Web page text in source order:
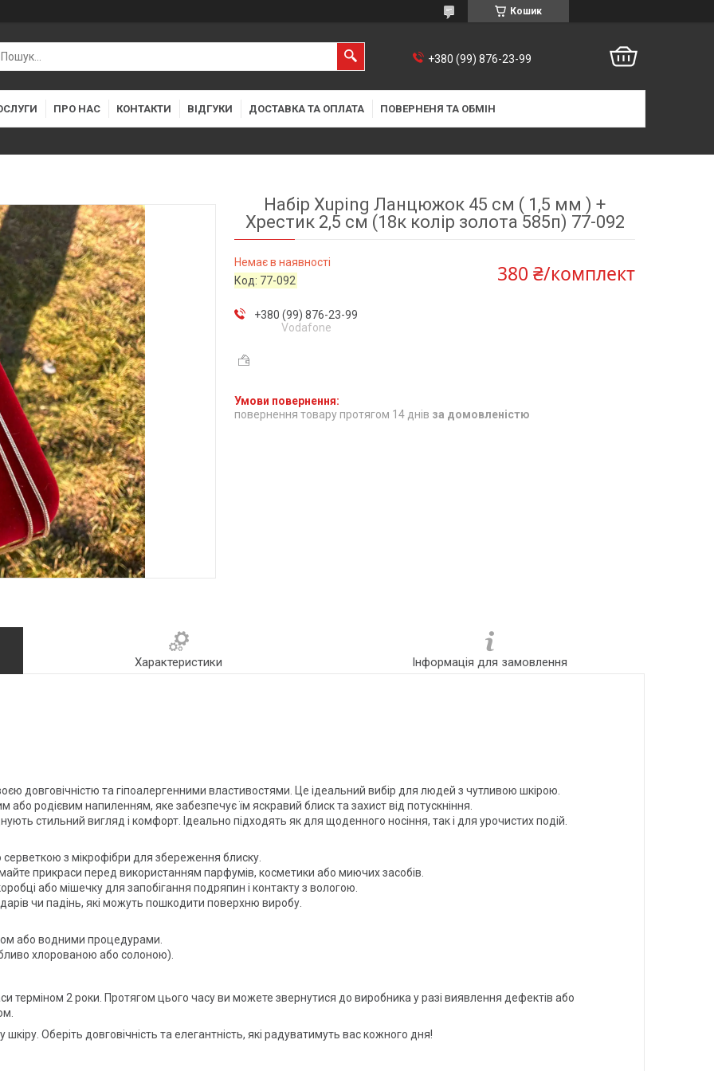
Кошик
+380 (99) 876-23-99
ПРО НАС КОНТАКТИ ВІДГУКИ ДОСТАВКА ТА ОПЛАТА ПОВЕРНЕНЯ ТА ОБМІН
Набір Xuping Ланцюжок 45 см ( 1,5 мм ) +
Хрестик 2,5 см (18к колір золота 585п) 77-092
Немає в наявності
Код: 77-092 380 ₴/комплект
+380 (99) 876-23-99
Vodafone
повернення товару протягом 14 днів за домовленістю
Характеристики Інформація для замовлення
довговічністю та гіпоалергенними властивостями. Це ідеальний вибір для людей з чутливою шкірою.
родієвим напиленням, яке забезпечує їм яскравий блиск та захист від потускніння.
стильний вигляд і комфорт. Ідеально підходять як для щоденного носіння, так і для урочистих подій.
з мікрофібри для збереження блиску.
прикраси перед використанням парфумів, косметики або миючих засобів.
або мішечку для запобігання подряпин і контакту з вологою.
чи падінь, які можуть пошкодити поверхню виробу.
або водними процедурами.
хлорованою або солоною).
терміном 2 роки. Протягом цього часу ви можете звернутися до виробника у разі виявлення дефектів або
Оберіть довговічність та елегантність, які радуватимуть вас кожного дня!